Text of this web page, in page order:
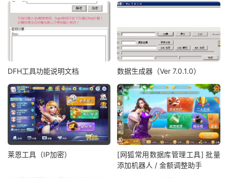
DFH工具功能说明文档 数据生成器（Ver 7.0.1.0）
莱恩工具（IP加密）
[网狐常用数据库管理工具] 批量
添加机器人 / 金额调整助手